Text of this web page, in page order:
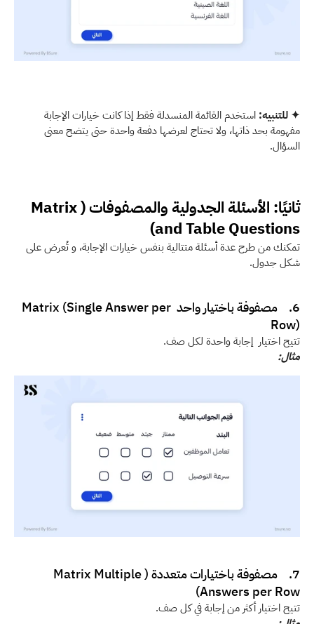
✦ للتنبيه:
السؤال.
ثانيًا: الأسئلة الجدولية والمصفوفات (Matrix
and Table Questions)
شكل جدول.
6.    مصفوفة باختيار واحد Matrix (Single Answer per
Row)
تتيح اختيار  إجابة واحدة لكل صف.
مثال:
7.    مصفوفة باختيارات متعددة (Matrix Multiple
Answers per Row)
تتيح اختيار أكثر من إجابة في كل صف.